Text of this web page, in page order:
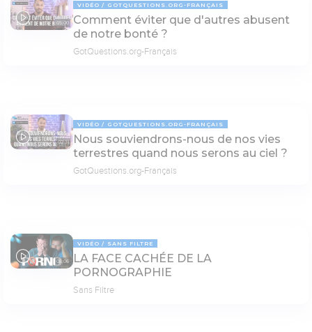
05:00
VIDÉO GOTQUESTIONS.ORG-FRANÇAIS
Comment éviter que d'autres abusent
de notre bonté ?
GotQuestions.org-Français
02:31
VIDÉO GOTQUESTIONS.ORG-FRANÇAIS
Nous souviendrons-nous de nos vies
terrestres quand nous serons au ciel ?
GotQuestions.org-Français
08:06
VIDÉO SANS FILTRE
LA FACE CACHÉE DE LA
PORNOGRAPHIE
Sans Filtre